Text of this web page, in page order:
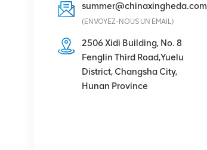
48/2000 HE module
redresseur 48V 2000W
VOIR LES DÉTAILS
Ericsson Radio 4429 B3
summer@chinaxingheda.com
(ENVOYEZ-NOUS UN EMAIL)
2506 Xidi Building, No. 8
Fenglin Third Road,Yuelu
District, Changsha City,
Hunan Province